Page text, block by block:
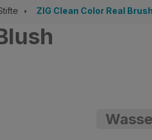
ZIG Clean Color Real Brush